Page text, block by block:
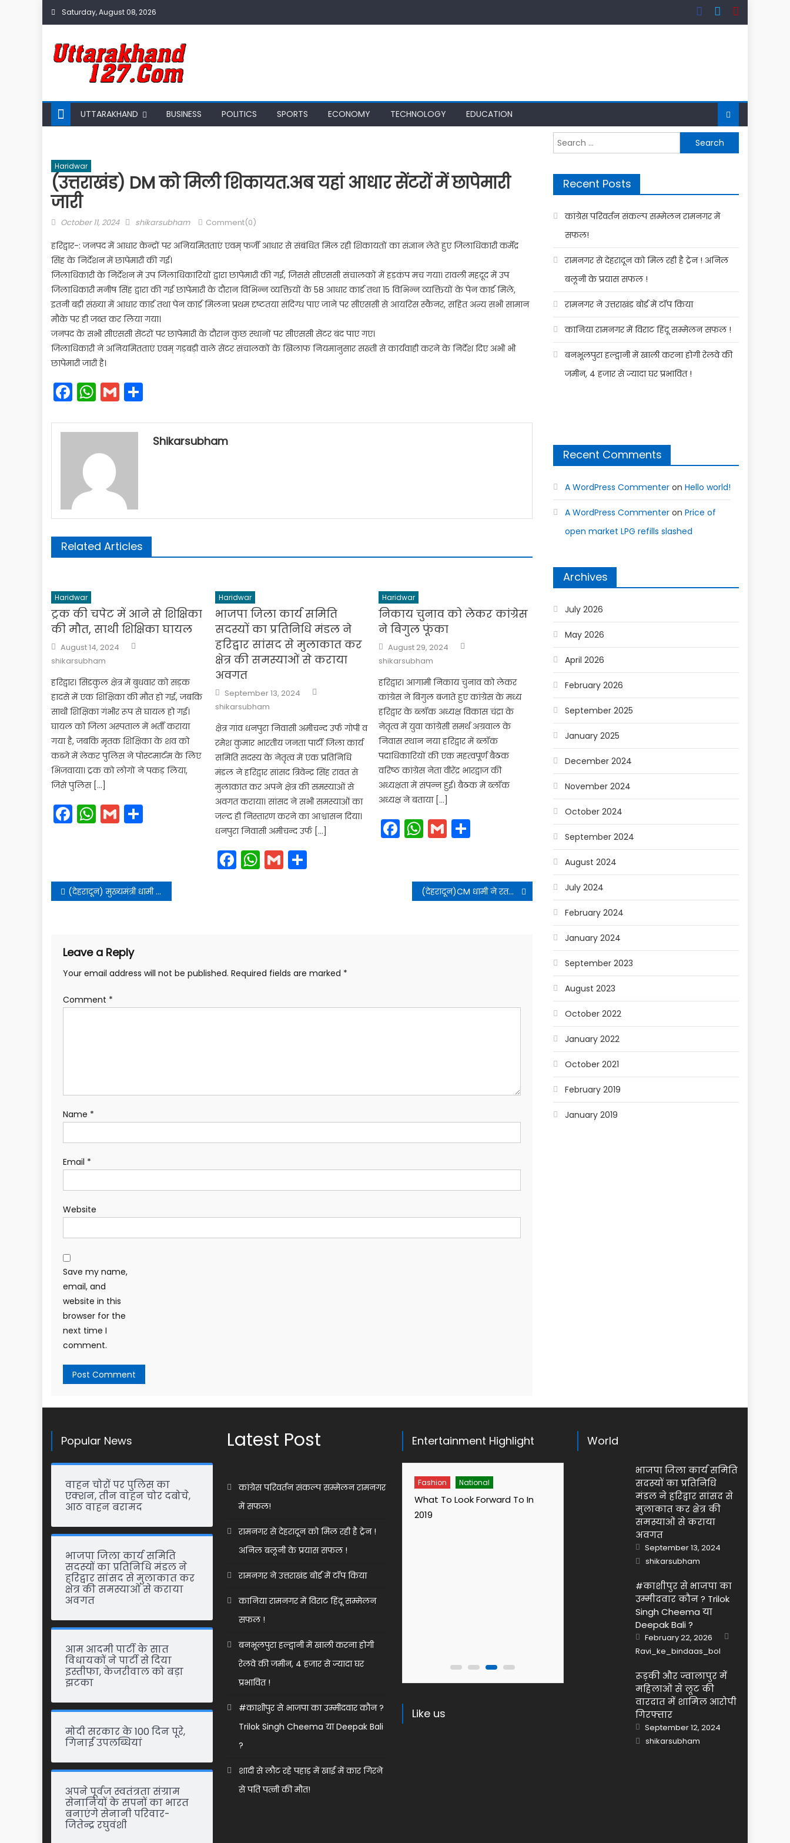
Skip
Saturday, August 08, 2026
UTTARAKHAND BUSINESS POLITICS SPORTS ECONOMY TECHNOLOGY EDUCATION
Haridwar
(उत्तराखंड) DM को मिली शिकायत.अब यहां आधार सेंटरों में छापेमारी
जारी
Posted
October 11, 2024 Author
shikarsubham Comment(0)
हरिद्वार-: जनपद में आधार केन्द्रों पर अनियमितताएं एवम् फर्जी आधार से संबंधित मिल रही शिकायतों का संज्ञान लेते हुए जिलाधिकारी कर्मेंद्र
सिंह के निर्देशन में छापेमारी की गई।
जिलाधिकारी के निर्देशन में उप जिलाधिकारियों द्वारा छापेमारी की गई, जिससे सीएससी संचालकों में हड़कंप मच गया। रावली महदूद में उप
जिलाधिकारी मनीष सिंह द्वारा की गई छापेमारी के दौरान विभिन्न व्यक्तियों के 58 आधार कार्ड तथा 15 विभिन्न व्यक्तियों के पेन कार्ड मिले,
इतनी बड़ी संख्या में आधार कार्ड तथा पेन कार्ड मिलना प्रथम दृष्टतया संदिग्ध पाए जाने पर सीएससी से आयरिस स्कैनर, सहित अन्य सभी सामान
मौके पर ही जब्त कर लिया गया।
जनपद के सभी सीएससी सेंटरों पर छापेमारी के दौरान कुछ स्थानों पर सीएससी सेंटर बंद पाए गए।
जिलाधिकारी ने अनियमितताएं एवम् गड़बड़ी वाले सेंटर संचालकों के खिलाफ नियमानुसार सख्ती से कार्यवाही करने के निर्देश दिए अभी भी
छापेमारी जारी है।
Facebook
WhatsApp
Gmail
Shikarsubham
Related Articles
Haridwar
ट्रक की चपेट में आने से शिक्षिका
की मौत, साथी शिक्षिका घायल
Posted
on
August 14, 2024
shikarsubham
हरिद्वार। सिडकुल क्षेत्र में बुधवार को सड़क
हादसे में एक शिक्षिका की मौत हो गई, जबकि
साथी शिक्षिका गंभीर रूप से घायल हो गई।
घायल को जिला अस्पताल में भर्ती कराया
गया है, जबकि मृतक शिक्षिका के शव को
कब्जे में लेकर पुलिस ने पोस्टमार्टम के लिए
भिजवाया। ट्रक को लोगों ने पकड़ लिया,
जिसे पुलिस […]
Facebook
WhatsApp
Gmail
Haridwar
भाजपा जिला कार्य समिति
सदस्यों का प्रतिनिधि मंडल ने
हरिद्वार सांसद से मुलाकात कर
क्षेत्र की समस्याओं से कराया
अवगत
Posted
on
September 13, 2024
shikarsubham
क्षेत्र गांव धनपुरा निवासी अमीचन्द उर्फ गोपी व
रमेश कुमार भारतीय जनता पार्टी जिला कार्य
समिति सदस्य के नेतृत्व में एक प्रतिनिधि
मंडल ने हरिद्वार सांसद त्रिवेन्द्र सिंह रावत से
मुलाकात कर अपने क्षेत्र की समस्याओं से
अवगत कराया। सांसद ने सभी समस्याओं का
जल्द ही निस्तारण करने का आश्वासन दिया।
धनपुरा निवासी अमीचन्द उर्फ […]
Facebook
WhatsApp
GmailShare
Haridwar
निकाय चुनाव को लेकर कांग्रेस
ने बिगुल फूंका
Posted
on
August 29, 2024
shikarsubham
हरिद्वार। आगामी निकाय चुनाव को लेकर
कांग्रेस ने बिगुल बजाते हुए कांग्रेस के मध्य
हरिद्वार के ब्लॉक अध्यक्ष विकास चंद्रा के
नेतृत्व में युवा कांग्रेसी समर्थ अग्रवाल के
निवास स्थान नया हरिद्वार में ब्लॉक
पदाधिकारियों की एक महत्वपूर्ण बैठक
वरिष्ठ कांग्रेस नेता वीरेंद्र भारद्वाज की
अध्यक्षता में संपन्न हुई। बैठक में ब्लॉक
अध्यक्ष ने बताया […]
Facebook
WhatsApp
Gmail
Post
navigation
(देहरादून) मुख्यमंत्री धामी ने सुनी जन समस्याएं. किया निराकरण (देहरादून)CM धामी ने रतन टाटा के निधन पर जताया दुख. नोएल टाटा को पत्र लिख संवेदनाएं की व्यक्त।।
Leave a Reply
Your email address will not be published. Required fields are marked *
Comment *
Name *
Email *
Website
Save my name,
email, and
website in this
browser for the
next time I
comment.
Search
for:
Recent Posts
कांग्रेस परिवर्तन संकल्प सम्मेलन रामनगर में
सफल!
रामनगर से देहरादून को मिल रही है ट्रेन ! अनिल
बलूनी के प्रयास सफल !
रामनगर ने उत्तराखंड बोर्ड में टॉप किया
कानिया रामनगर में विराट हिंदू सम्मेलन सफल !
बनभूलपुरा हल्द्वानी में खाली करना होगी रेलवे की
जमीन, 4 हजार से ज्यादा घर प्रभावित !
Recent Comments
A WordPress Commenter onHello world!
A WordPress Commenter onPrice of
open market LPG refills slashed
Archives
July 2026
May 2026
April 2026
February 2026
September 2025
January 2025
December 2024
November 2024
October 2024
September 2024
August 2024
July 2024
February 2024
January 2024
September 2023
August 2023
October 2022
January 2022
October 2021
February 2019
January 2019
Popular News
वाहन चोरों पर पुलिस का
एक्शन, तीन वाहन चोर दबोचे,
आठ वाहन बरामद
भाजपा जिला कार्य समिति
सदस्यों का प्रतिनिधि मंडल ने
हरिद्वार सांसद से मुलाकात कर
क्षेत्र की समस्याओं से कराया
अवगत
आम आदमी पार्टी के सात
विधायकों ने पार्टी से दिया
इस्तीफा, केजरीवाल को बड़ा
झटका
मोदी सरकार के 100 दिन पूरे,
गिनाईं उपलब्धियां
अपने पूर्वज स्वतंत्रता संग्राम
सेनानियों के सपनों का भारत
बनाएंगे सेनानी परिवार-
जितेन्द्र रघुवंशी
Latest Post
कांग्रेस परिवर्तन संकल्प सम्मेलन रामनगर
में सफल!
रामनगर से देहरादून को मिल रही है ट्रेन !
अनिल बलूनी के प्रयास सफल !
रामनगर ने उत्तराखंड बोर्ड में टॉप किया
कानिया रामनगर में विराट हिंदू सम्मेलन
सफल !
बनभूलपुरा हल्द्वानी में खाली करना होगी
रेलवे की जमीन, 4 हजार से ज्यादा घर
प्रभावित !
#काशीपुर से भाजपा का उम्मीदवार कौन ?
Trilok Singh Cheema या Deepak Bali
?
शादी से लौट रहे पहाड़ में खाई में कार गिरने
से पति पत्नी की मौत!
Entertainment Highlight
Bring Wellness Into
Fashion
How to care your hair? Expert
Fashion Fashion National
What To Look Forward To In
2019
14 Ways To Bring Wellness Into
Fashion
advice
Like us
World
भाजपा जिला कार्य समिति
सदस्यों का प्रतिनिधि
मंडल ने हरिद्वार सांसद से
मुलाकात कर क्षेत्र की
समस्याओं से कराया
अवगत
Posted
on
September 13, 2024
Author
shikarsubham
#काशीपुर से भाजपा का
उम्मीदवार कौन ? Trilok
Singh Cheema या
Deepak Bali ?
Posted
on
February 22, 2026
Ravi_ke_bindaas_bol
रूड़की और ज्वालापुर में
महिलाओं से लूट की
वारदात में शामिल आरोपी
गिरफ्तार
Posted
on
September 12, 2024
Author
shikarsubham